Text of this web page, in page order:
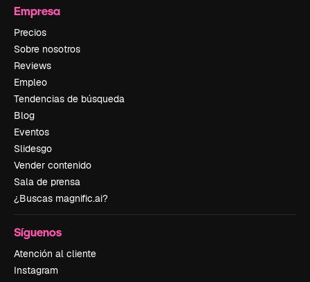
Empresa
Precios
Sobre nosotros
Reviews
Empleo
Tendencias de búsqueda
Blog
Eventos
Slidesgo
Vender contenido
Sala de prensa
¿Buscas magnific.ai?
Síguenos
Atención al cliente
Instagram